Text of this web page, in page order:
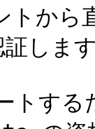
から
しま
トす